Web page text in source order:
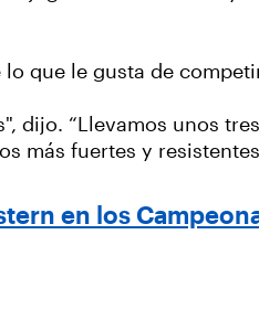
que le gusta de
“Llevamos unos
más fuertes y
en los